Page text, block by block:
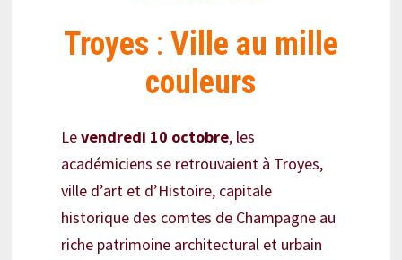
Troyes : Ville au mille
couleurs
Levendredi 10 octobre, les
académiciens se retrouvaient à Troyes,
ville d’art et d’Histoire, capitale
historique des comtes de Champagne au
riche patrimoine architectural et urbain